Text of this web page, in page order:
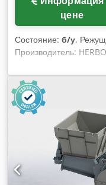
цене
Состояние: б/у,
Производитель:
Ротор шириной 800 х
кВт Cedezmc T Rjpfx